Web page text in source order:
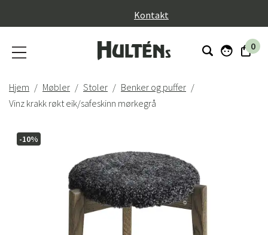
Kontakt
0
Hjem Møbler Stoler
Benker og puffer
Vinz krakk røkt eik/safeskinn mørkegrå
-10%